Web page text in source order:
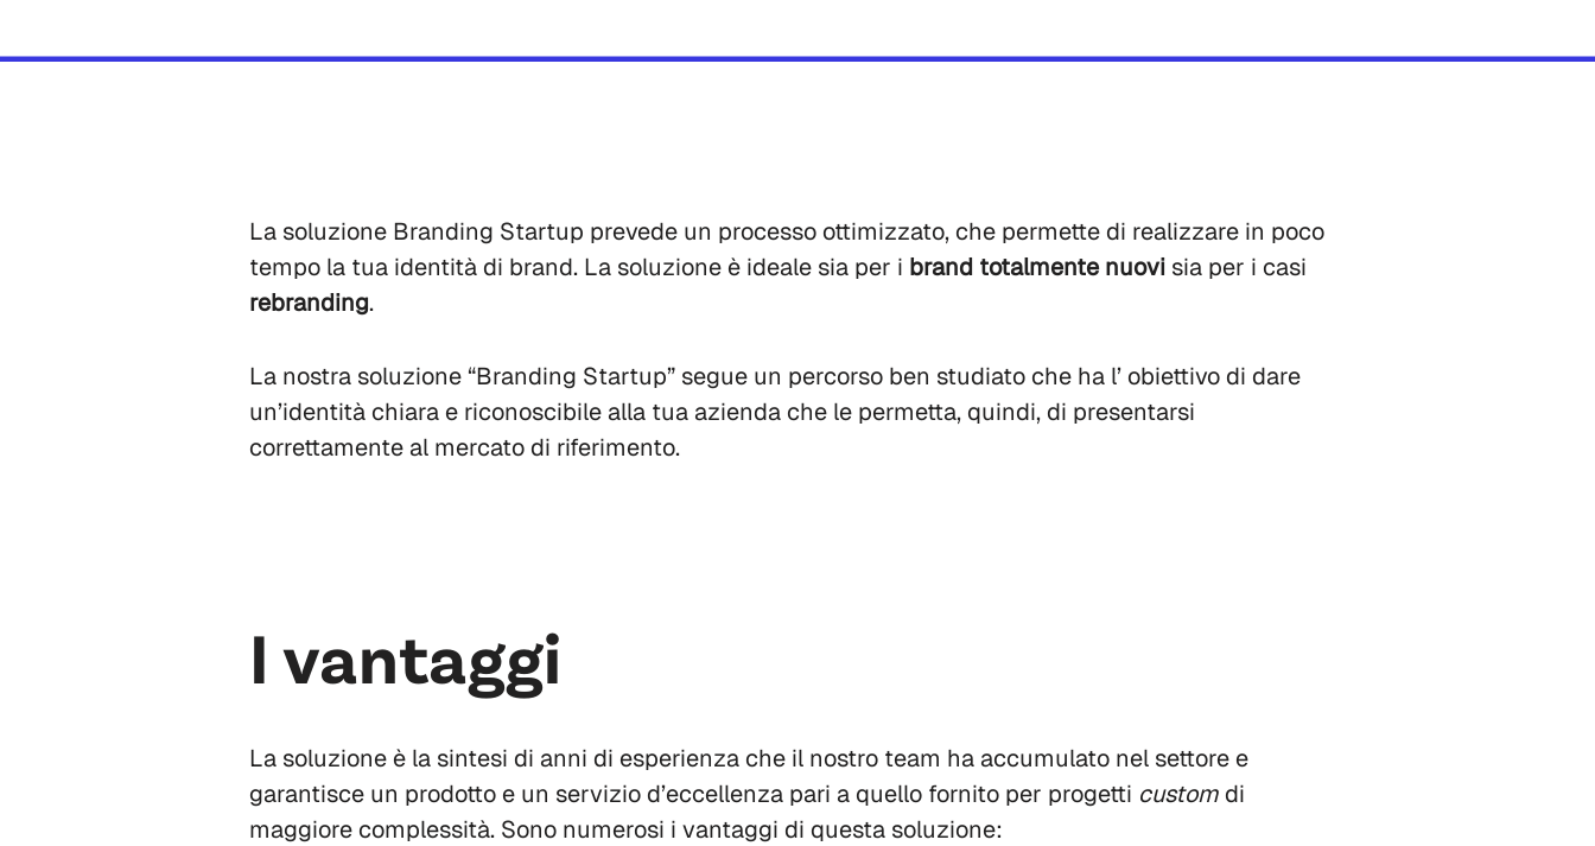
La soluzione Branding Startup prevede un processo ottimizzato, che permette di realizzare in poco
tempo la tua identità di brand. La soluzione è ideale sia per i brand totalmente nuovisia per i casi
rebranding.
La nostra soluzione “Branding Startup” segue un percorso ben studiato che ha l’ obiettivo di dare
un’identità chiara e riconoscibile alla tua azienda che le permetta, quindi, di presentarsi
correttamente al mercato di riferimento.
I vantaggi
La soluzione è la sintesi di anni di esperienza che il nostro team ha accumulato nel settore e
garantisce un prodotto e un servizio d’eccellenza pari a quello fornito per progetti customdi
maggiore complessità. Sono numerosi i vantaggi di questa soluzione: